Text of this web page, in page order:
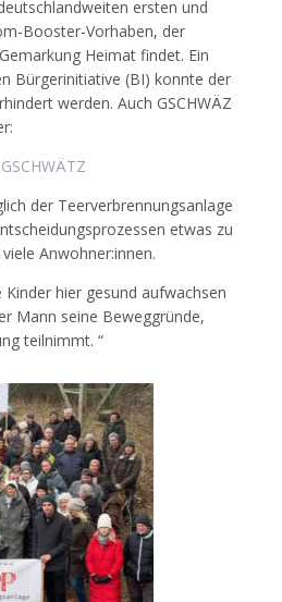
ersten und
Booster-Vorhaben, der
Heimat findet. Ein
Bürgerinitiative (BI) konnte der
werden. Auch GSCHWÄZ
der Teerverbrennungsanlage
etwas zu
Anwohner:innen.
hier gesund aufwachsen
Mann seine Beweggründe,
teilnimmt. “